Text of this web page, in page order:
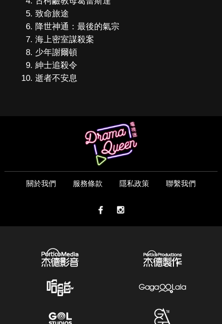
致命旅途
降世神通：最後的氣宗
海上密室謀殺案
少年謝爾頓
紳士追殺令
逝者不安息
關於我們 服務條款 隱私政策 聯繫我們